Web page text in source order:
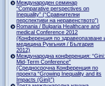
Международен семинар
“Comparative perspectives on
Inequality” (“Сравнителни
перспективи на неравенството”)
Romania / Bulgaria Healthcare and
medical Conference 2012
(Конференция по здравеопазване и
медицина Румъния / България
2012)
Международна конференция: “Gini:
Mid-Term Conference”
(Средносрочна Конференция по
проекта “Growing Inequality and its
Impacts (Gini)”)